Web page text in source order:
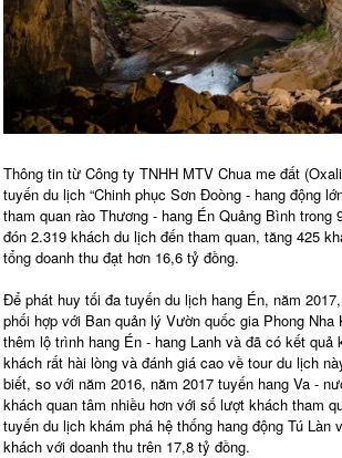
Thông tin từ Công ty TNHH MTV Chua me đất
tuyến du lịch “Chinh phục Sơn Đoòng - hang động
tham quan rào Thương - hang Én Quảng Bình trong
đón 2.319 khách du lịch đến tham quan, tăng 425
tổng doanh thu đạt hơn 16,6 tỷ đồng.
Để phát huy tối đa tuyến du lịch hang Én, năm
phối hợp với Ban quản lý Vườn quốc gia Phong Nha
thêm lộ trình hang Én - hang Lanh và đã có kết quả
khách rất hài lòng và đánh giá cao về tour du lịch
biết, so với năm 2016, năm 2017 tuyến hang Va -
khách quan tâm nhiều hơn với số lượt khách tham
tuyến du lịch khám phá hệ thống hang động Tú Làn
khách với doanh thu trên 17,8 tỷ đồng.